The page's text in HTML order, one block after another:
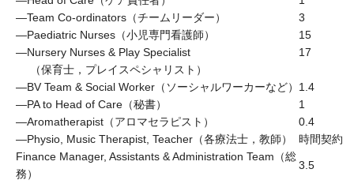
―Team Co-ordinators（チームリーダー）
―Paediatric Nurses（小児専門看護師）
―Nursery Nurses & Play Specialist
（保育士，プレイスペシャリスト）
―BV Team & Social Worker（ソーシャルワーカーなど）
―PA to Head of Care（秘書）
―Aromatherapist（アロマセラピスト）
―Physio, Music Therapist, Teacher（各療法士，教師）
3
15
17
1.4
1
0.4
時間契約
Finance Manager, Assistants & Administration Team（総
務）
3.5